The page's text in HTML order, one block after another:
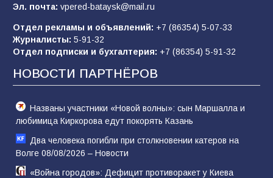
62 04.08.2026
Командовал боем до последнего: герой
62 05.08.2026
Эл. почта: vpered-bataysk@mail.ru
Отдел рекламы и объявлений: +7 (86354) 5-07-33
Журналисты: 5-91-32
Отдел подписки и бухгалтерия: +7 (86354) 5-91-32
НОВОСТИ ПАРТНЁРОВ
Названы участники «Новой волны»: сын Маршалла и
любимица Киркорова едут покорять Казань
Два человека погибли при столкновении катеров на
Волге 08/08/2026 – Новости
«Война городов»: Дефицит противоракет у Киева